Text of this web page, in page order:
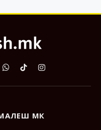
WhatsApp
TikTokInstagram
МК